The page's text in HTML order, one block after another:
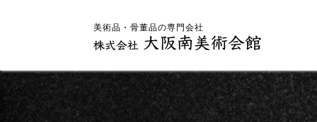
美術品・骨董品の専門会社